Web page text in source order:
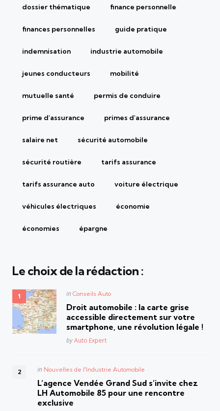
dossier thématique finance personnelle
finances personnelles guide pratique
indemnisation industrie automobile
jeunes conducteurs mobilité
mutuelle santé permis de conduire
prime d'assurance primes d'assurance
salaire net sécurité automobile
sécurité routière tarifs assurance
tarifs assurance auto voiture électrique
véhicules électriques économie
économies épargne
Le choix de la rédaction :
Posted
in Conseils Auto
Droit automobile : la carte grise
accessible directement sur votre
smartphone, une révolution légale !
Posted
byAuto Expert
Posted
in Nouvelles de l'Industrie Automobile
L’agence Vendée Grand Sud s’invite chez
LH Automobile 85 pour une rencontre
exclusive